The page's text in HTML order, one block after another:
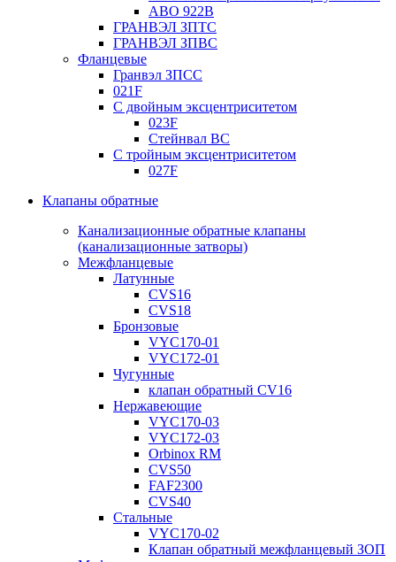
ABO 922B
ГРАНВЭЛ ЗПТС
ГРАНВЭЛ ЗПВС
Фланцевые
Гранвэл ЗПСС
021F
С двойным эксцентриситетом
023F
Стейнвал BC
С тройным эксцентриситетом
027F
Клапаны обратные
Канализационные обратные клапаны
(канализационные затворы)
Межфланцевые
Латунные
CVS16
CVS18
Бронзовые
VYC170-01
VYC172-01
Чугунные
клапан обратный CV16
Нержавеющие
VYC170-03
VYC172-03
Orbinox RM
CVS50
FAF2300
CVS40
Стальные
VYC170-02
Клапан обратный межфланцевый ЗОП